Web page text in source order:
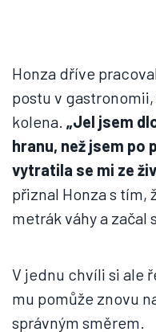
Honza dříve
postu v
kolena. „Jel jsem
hranu, než jsem po
vytratila se mi ze
přiznal Honza s tím,
metrák váhy a začal
V jednu chvíli si ale
mu pomůže znovu
správným směrem.